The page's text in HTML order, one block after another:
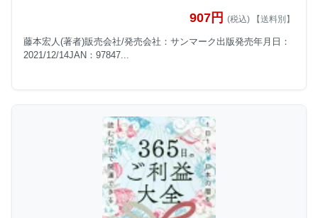
907円 (税込) 【送料別】
藤本宏人(著者)販売会社/発売会社：サンマーク出版発売年月日：
2021/12/14JAN：97847...